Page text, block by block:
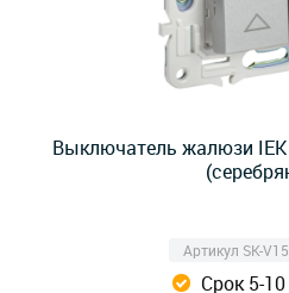
Выключатель жалюзи IEK
Артикул SK-
Срок 5-